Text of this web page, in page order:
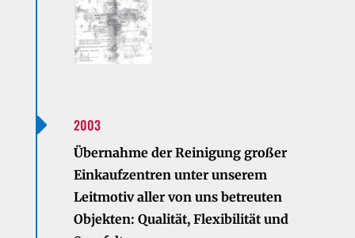
 2003
Übernahme der Reinigung großer
Einkaufzentren unter unserem
Leitmotiv aller von uns betreuten
Objekten: Qualität, Flexibilität und